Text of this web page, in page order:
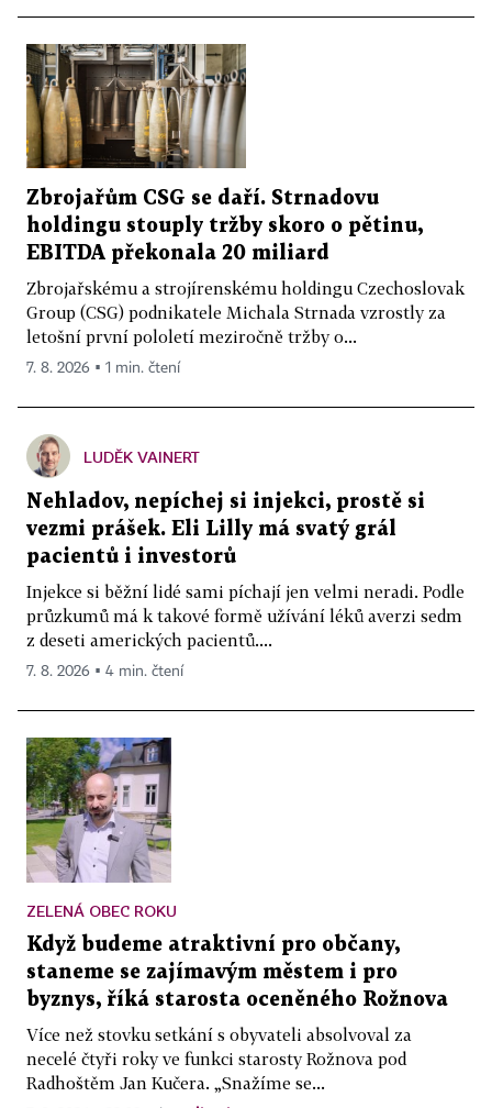
Zbrojařům CSG se daří. Strnadovu
holdingu stouply tržby skoro o pětinu,
EBITDA překonala 20 miliard
Zbrojařskému a strojírenskému holdingu Czechoslovak
Group (CSG) podnikatele Michala Strnada vzrostly za
letošní první pololetí meziročně tržby o...
7. 8. 2026 ▪ 1 min. čtení
LUDĚK VAINERT
Nehladov, nepíchej si injekci, prostě si
vezmi prášek. Eli Lilly má svatý grál
pacientů i investorů
Injekce si běžní lidé sami píchají jen velmi neradi. Podle
průzkumů má k takové formě užívání léků averzi sedm
z deseti amerických pacientů....
7. 8. 2026 ▪ 4 min. čtení
ZELENÁ OBEC ROKU
Když budeme atraktivní pro občany,
staneme se zajímavým městem i pro
byznys, říká starosta oceněného Rožnova
Více než stovku setkání s obyvateli absolvoval za
necelé čtyři roky ve funkci starosty Rožnova pod
Radhoštěm Jan Kučera. „Snažíme se...